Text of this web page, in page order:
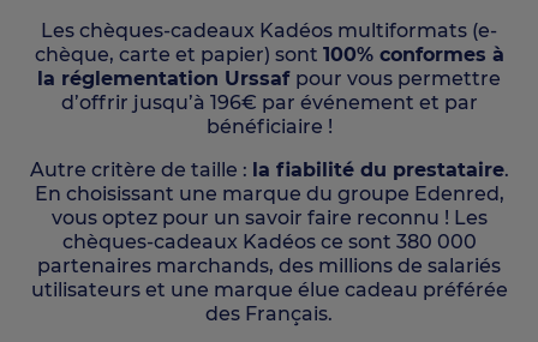
Les chèques-cadeaux Kadéos multiformats (e-
chèque, carte et papier) sont 100% conformes à
la réglementation Urssaf pour vous permettre
d’offrir jusqu’à 196€ par événement et par
bénéficiaire !
Autre critère de taille : la fiabilité du prestataire.
En choisissant une marque du groupe Edenred,
vous optez pour un savoir faire reconnu ! Les
chèques-cadeaux Kadéos ce sont 380 000
partenaires marchands, des millions de salariés
utilisateurs et une marque élue cadeau préférée
des Français.